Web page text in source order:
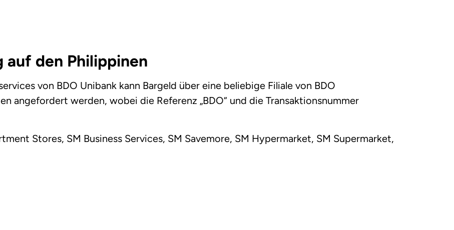
auf den Philippinen
von BDO Unibank kann Bargeld über eine beliebige Filiale von BDO
angefordert werden, wobei die Referenz „BDO“ und die Transaktionsnummer
Stores, SM Business Services, SM Savemore, SM Hypermarket, SM Supermarket,